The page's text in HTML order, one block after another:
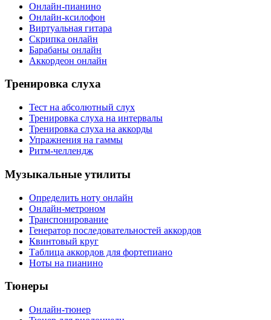
Онлайн-пианино
Онлайн-ксилофон
Виртуальная гитара
Скрипка онлайн
Барабаны онлайн
Аккордеон онлайн
Тренировка слуха
Тест на абсолютный слух
Тренировка слуха на интервалы
Тренировка слуха на аккорды
Упражнения на гаммы
Ритм-челлендж
Музыкальные утилиты
Определить ноту онлайн
Онлайн-метроном
Транспонирование
Генератор последовательностей аккордов
Квинтовый круг
Таблица аккордов для фортепиано
Ноты на пианино
Тюнеры
Онлайн-тюнер